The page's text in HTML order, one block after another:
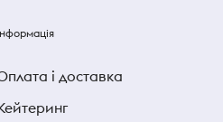
і доставка